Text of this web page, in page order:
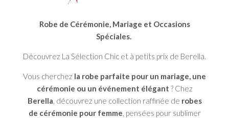
Robe de Cérémonie, Mariage et Occasions
Spéciales.
Découvrez La Sélection Chic et à petits prix de Berella.
Vous cherchez la robe parfaite pour un mariage, une
cérémonie ou un événement élégant ? Chez
Berella, découvrez une collection raffinée de robes
de cérémonie pour femme, pensées pour sublimer